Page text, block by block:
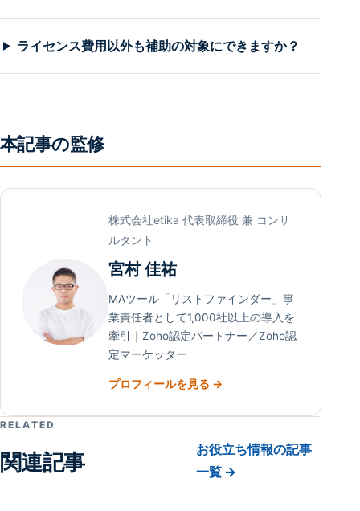
ライセンス費用以外も補助の対象にできますか？
本記事の監修
株式会社etika 代表取締役 兼 コンサ
ルタント
宮村 佳祐
MAツール「リストファインダー」事
業責任者として1,000社以上の導入を
牽引｜Zoho認定パートナー／Zoho認
定マーケッター
プロフィールを見る →
RELATED
関連記事
お役立ち情報の記事
一覧 →